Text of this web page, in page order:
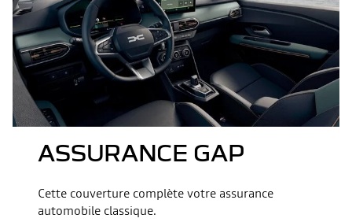
ASSURANCE GAP
Cette couverture complète votre assurance
automobile classique.